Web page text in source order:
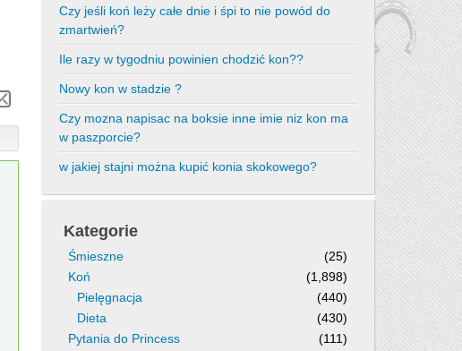
Czy jeśli koń leży całe dnie i śpi to nie powód do
zmartwień?
Ile razy w tygodniu powinien chodzić kon??
Nowy kon w stadzie ?
Czy mozna napisac na boksie inne imie niz kon ma
w paszporcie?
w jakiej stajni można kupić konia skokowego?
Kategorie
Śmieszne
(25)
Koń
(1,898)
Pielęgnacja
(440)
Dieta
(430)
Pytania do Princess
(111)